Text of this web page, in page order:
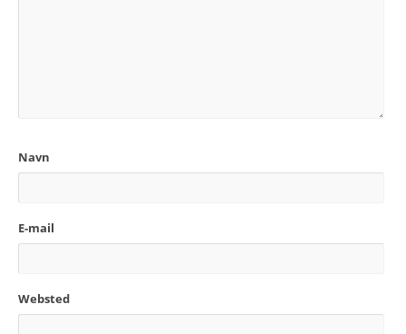
Navn
E-mail
Websted